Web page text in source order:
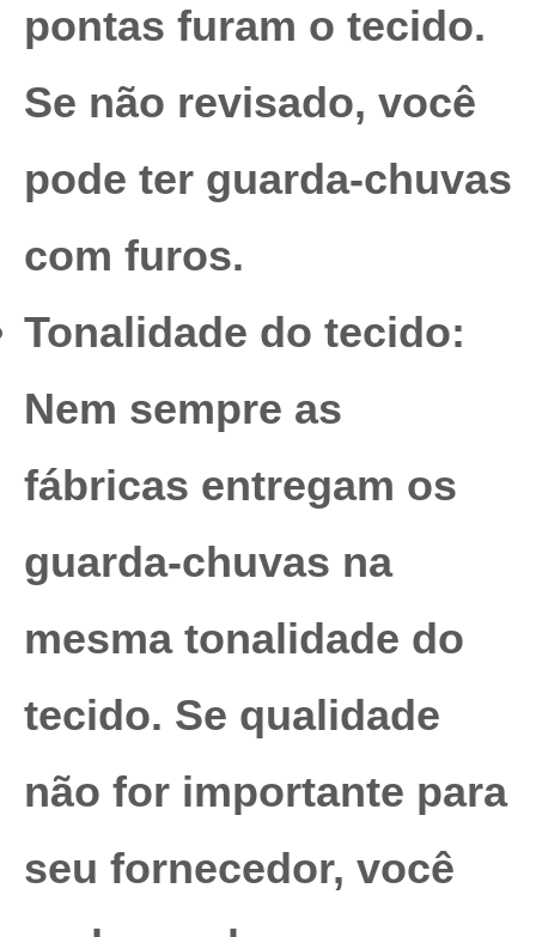
pontas furam o tecido.
Se não revisado, você
pode ter guarda-chuvas
com furos.
Tonalidade do tecido:
Nem sempre as
fábricas entregam os
guarda-chuvas na
mesma tonalidade do
tecido. Se qualidade
não for importante para
seu fornecedor, você